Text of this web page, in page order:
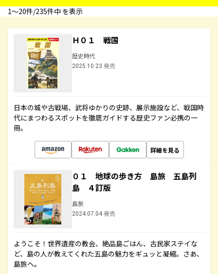
1〜20件/235件中 を表示
Ｈ０１ 戦国
歴史時代
2025.10.23 発売
日本の城や古戦場、武将ゆかりの史跡、展示施設など、戦国時
代にまつわるスポットを徹底ガイドする歴史ファン必携の一
冊。
詳細を見る
０１ 地球の歩き方 島旅 五島列
島 ４訂版
島旅
2024.07.04 発売
ようこそ！世界遺産の教会、絶品島ごはん、古民家ステイな
ど、島の人が教えてくれた五島の魅力をギュッと凝縮。さあ、
島旅へ。